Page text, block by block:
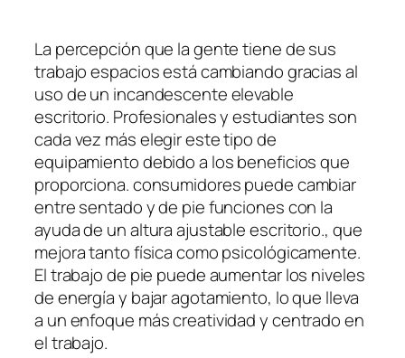
La percepción que la gente tiene de sus
trabajo espacios está cambiando gracias al
uso de un incandescente elevable
escritorio. Profesionales y estudiantes son
cada vez más elegir este tipo de
equipamiento debido a los beneficios que
proporciona. consumidores puede cambiar
entre sentado y de pie funciones con la
ayuda de un altura ajustable escritorio., que
mejora tanto física como psicológicamente.
El trabajo de pie puede aumentar los niveles
de energía y bajar agotamiento, lo que lleva
a un enfoque más creatividad y centrado en
el trabajo.